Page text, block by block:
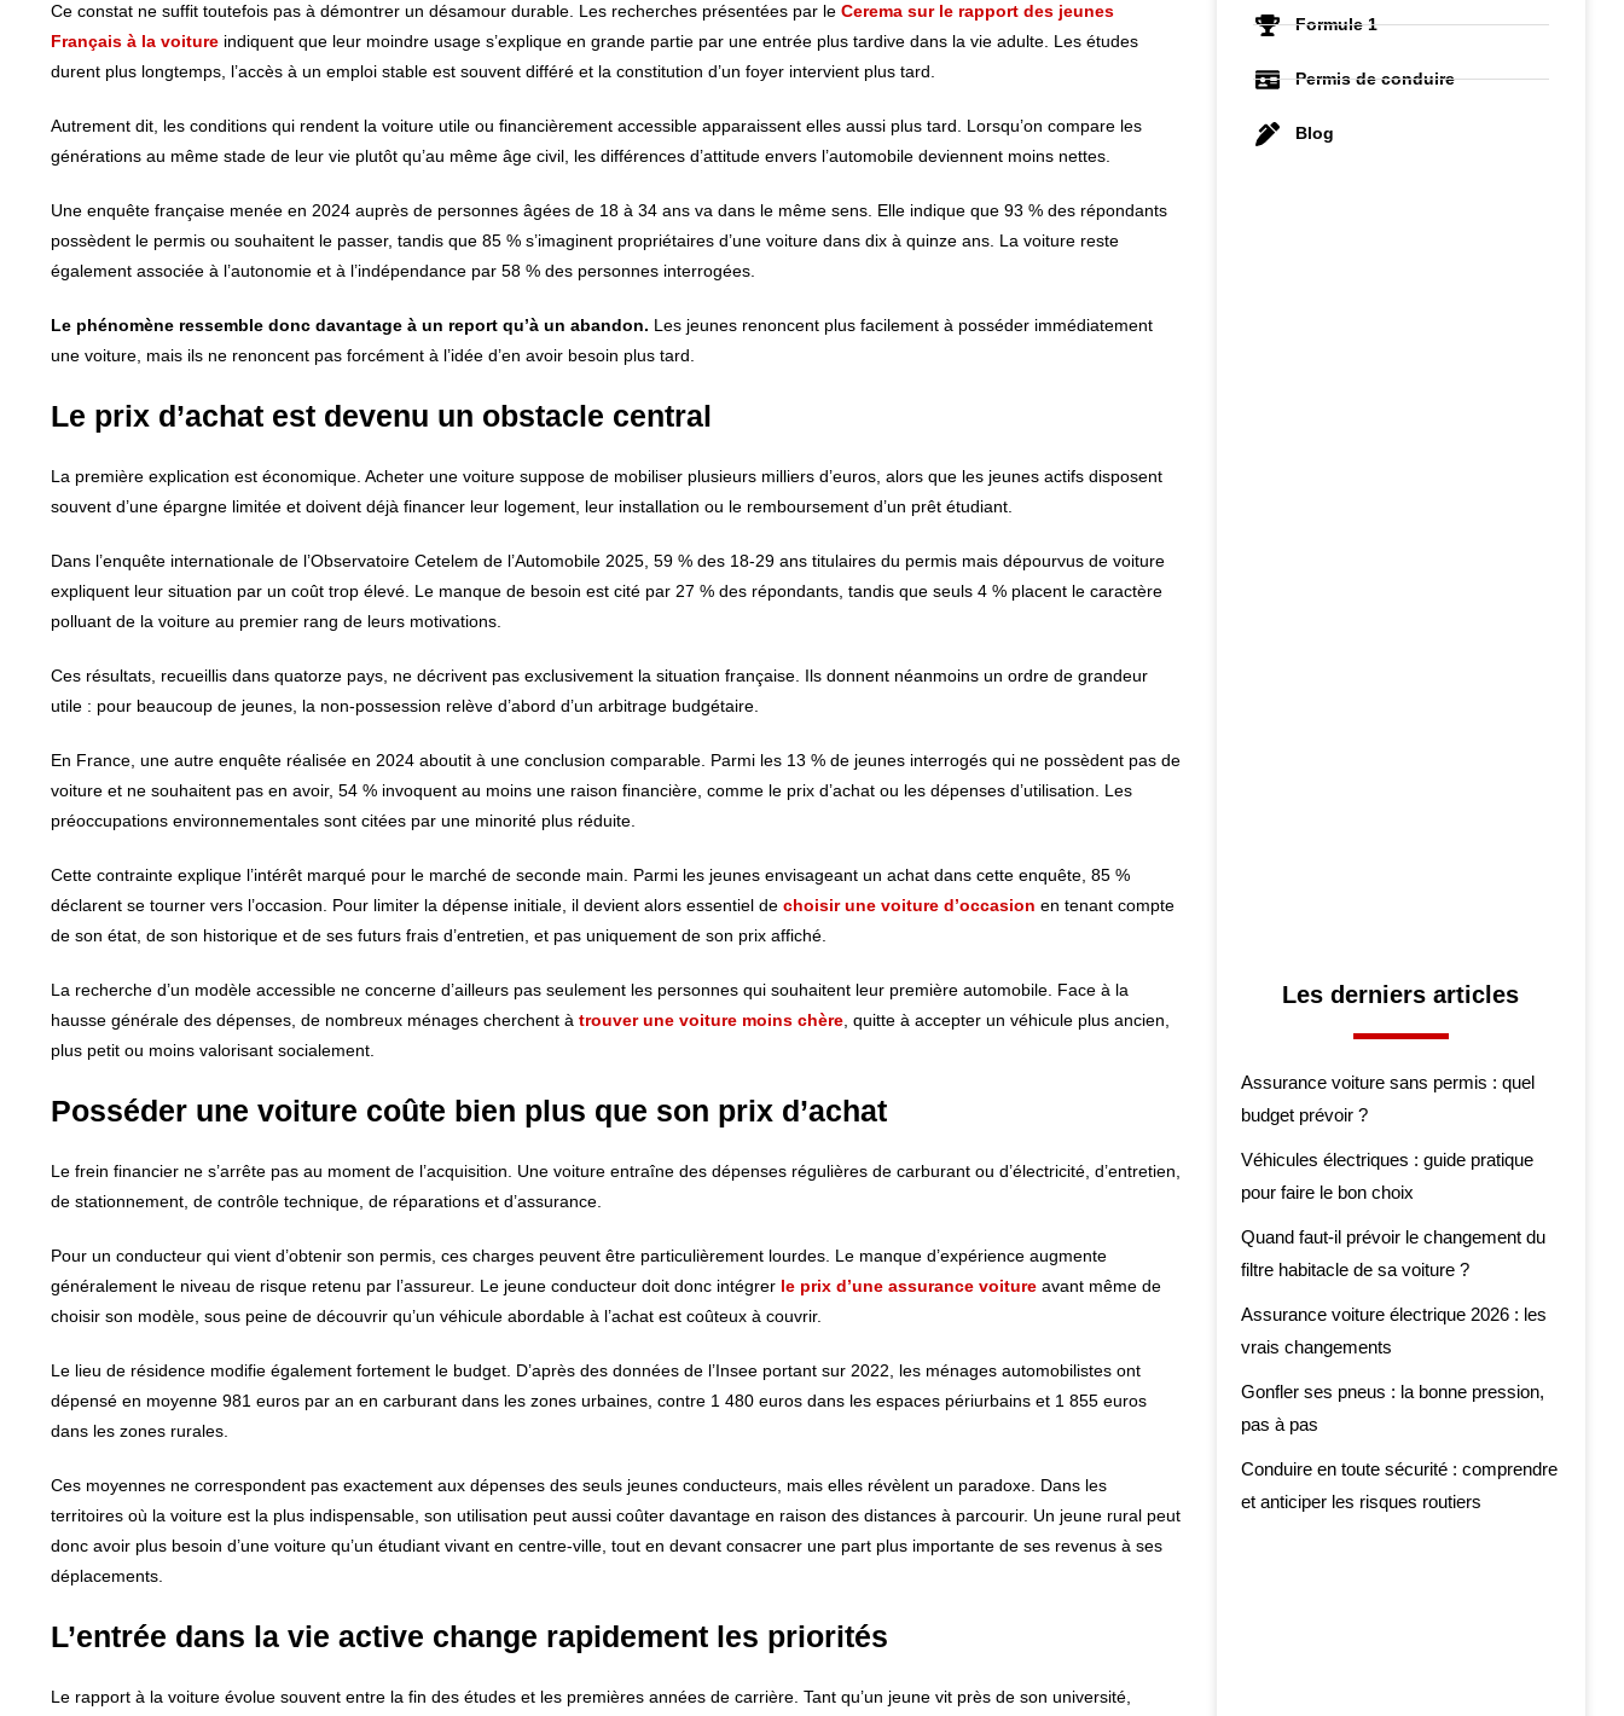
Ce constat ne suffit toutefois pas à démontrer un désamour durable. Les recherches présentées par le Cerema sur le rapport des jeunes
Français à la voiture indiquent que leur moindre usage s’explique en grande partie par une entrée plus tardive dans la vie adulte. Les études
durent plus longtemps, l’accès à un emploi stable est souvent différé et la constitution d’un foyer intervient plus tard.
Autrement dit, les conditions qui rendent la voiture utile ou financièrement accessible apparaissent elles aussi plus tard. Lorsqu’on compare les
générations au même stade de leur vie plutôt qu’au même âge civil, les différences d’attitude envers l’automobile deviennent moins nettes.
Une enquête française menée en 2024 auprès de personnes âgées de 18 à 34 ans va dans le même sens. Elle indique que 93 % des répondants
possèdent le permis ou souhaitent le passer, tandis que 85 % s’imaginent propriétaires d’une voiture dans dix à quinze ans. La voiture reste
également associée à l’autonomie et à l’indépendance par 58 % des personnes interrogées.
Le phénomène ressemble donc davantage à un report qu’à un abandon. Les jeunes renoncent plus facilement à posséder immédiatement
une voiture, mais ils ne renoncent pas forcément à l’idée d’en avoir besoin plus tard.
Le prix d’achat est devenu un obstacle central
La première explication est économique. Acheter une voiture suppose de mobiliser plusieurs milliers d’euros, alors que les jeunes actifs disposent
souvent d’une épargne limitée et doivent déjà financer leur logement, leur installation ou le remboursement d’un prêt étudiant.
Dans l’enquête internationale de l’Observatoire Cetelem de l’Automobile 2025, 59 % des 18-29 ans titulaires du permis mais dépourvus de voiture
expliquent leur situation par un coût trop élevé. Le manque de besoin est cité par 27 % des répondants, tandis que seuls 4 % placent le caractère
polluant de la voiture au premier rang de leurs motivations.
Ces résultats, recueillis dans quatorze pays, ne décrivent pas exclusivement la situation française. Ils donnent néanmoins un ordre de grandeur
utile : pour beaucoup de jeunes, la non-possession relève d’abord d’un arbitrage budgétaire.
En France, une autre enquête réalisée en 2024 aboutit à une conclusion comparable. Parmi les 13 % de jeunes interrogés qui ne possèdent pas de
voiture et ne souhaitent pas en avoir, 54 % invoquent au moins une raison financière, comme le prix d’achat ou les dépenses d’utilisation. Les
préoccupations environnementales sont citées par une minorité plus réduite.
Cette contrainte explique l’intérêt marqué pour le marché de seconde main. Parmi les jeunes envisageant un achat dans cette enquête, 85 %
déclarent se tourner vers l’occasion. Pour limiter la dépense initiale, il devient alors essentiel de choisir une voiture d’occasion en tenant compte
de son état, de son historique et de ses futurs frais d’entretien, et pas uniquement de son prix affiché.
La recherche d’un modèle accessible ne concerne d’ailleurs pas seulement les personnes qui souhaitent leur première automobile. Face à la
hausse générale des dépenses, de nombreux ménages cherchent à trouver une voiture moins chère, quitte à accepter un véhicule plus ancien,
plus petit ou moins valorisant socialement.
Posséder une voiture coûte bien plus que son prix d’achat
Le frein financier ne s’arrête pas au moment de l’acquisition. Une voiture entraîne des dépenses régulières de carburant ou d’électricité, d’entretien,
de stationnement, de contrôle technique, de réparations et d’assurance.
Pour un conducteur qui vient d’obtenir son permis, ces charges peuvent être particulièrement lourdes. Le manque d’expérience augmente
généralement le niveau de risque retenu par l’assureur. Le jeune conducteur doit donc intégrer le prix d’une assurance voiture avant même de
choisir son modèle, sous peine de découvrir qu’un véhicule abordable à l’achat est coûteux à couvrir.
Le lieu de résidence modifie également fortement le budget. D’après des données de l’Insee portant sur 2022, les ménages automobilistes ont
dépensé en moyenne 981 euros par an en carburant dans les zones urbaines, contre 1 480 euros dans les espaces périurbains et 1 855 euros
dans les zones rurales.
Ces moyennes ne correspondent pas exactement aux dépenses des seuls jeunes conducteurs, mais elles révèlent un paradoxe. Dans les
territoires où la voiture est la plus indispensable, son utilisation peut aussi coûter davantage en raison des distances à parcourir. Un jeune rural peut
donc avoir plus besoin d’une voiture qu’un étudiant vivant en centre-ville, tout en devant consacrer une part plus importante de ses revenus à ses
déplacements.
L’entrée dans la vie active change rapidement les priorités
Le rapport à la voiture évolue souvent entre la fin des études et les premières années de carrière. Tant qu’un jeune vit près de son université,
Formule 1
Permis de conduire
Blog
Les derniers articles
Assurance voiture sans permis : quel
budget prévoir ?
Véhicules électriques : guide pratique
pour faire le bon choix
Quand faut-il prévoir le changement du
filtre habitacle de sa voiture ?
Assurance voiture électrique 2026 : les
vrais changements
Gonfler ses pneus : la bonne pression,
pas à pas
Conduire en toute sécurité : comprendre
et anticiper les risques routiers